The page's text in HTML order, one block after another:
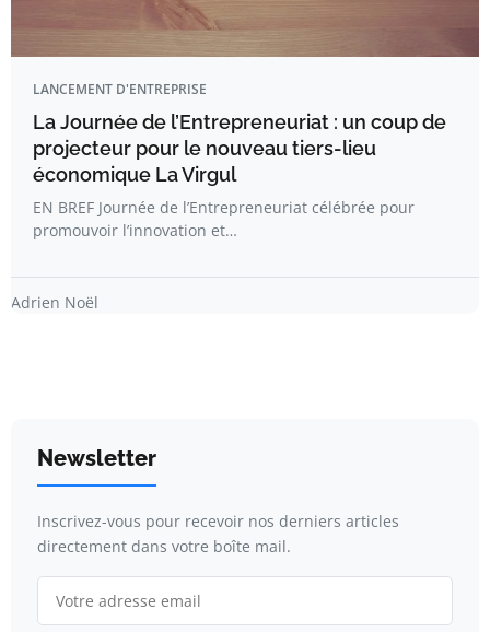
LANCEMENT D'ENTREPRISE
La Journée de l’Entrepreneuriat : un coup de
projecteur pour le nouveau tiers-lieu
économique La Virgul
EN BREF Journée de l’Entrepreneuriat célébrée pour
promouvoir l’innovation et…
Adrien Noël
Newsletter
Inscrivez-vous pour recevoir nos derniers articles
directement dans votre boîte mail.